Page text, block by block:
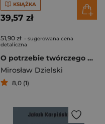
KSIĄŻKA
39,57 zł
51,90 zł - sugerowana cena
detaliczna
O potrzebie twórczego antykomunizmu
Mirosław Dzielski
8,0 (1)